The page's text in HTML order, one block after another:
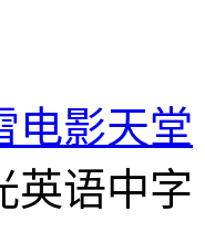
电影天堂
英语中字